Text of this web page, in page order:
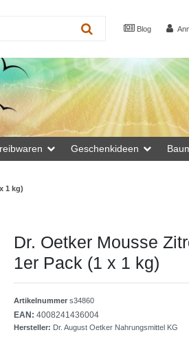
Blog
Geschenkideen
1 kg)
Dr. Oetker Mousse
1er Pack (1 x 1 kg)
Artikelnummer s34860
EAN: 4008241436004
Hersteller: Dr. August Oetker Nahrungsmittel KG